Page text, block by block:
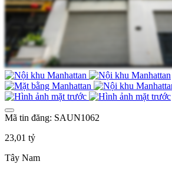
Mã tin đăng: SAUN1062
23,01 tỷ
Tây Nam